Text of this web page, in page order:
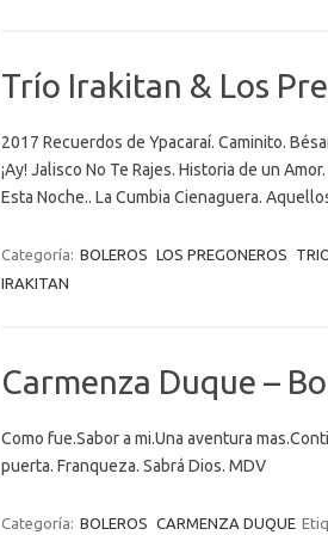
Trío Irakitan & Los
2017 Recuerdos de Ypacaraí. Caminito.
¡Ay! Jalisco No Te Rajes. Historia de un
Esta Noche.. La Cumbia Cienaguera.
Categoría: BOLEROS LOS PREGONEROS
IRAKITAN
Carmenza Duque –
Como fue.Sabor a mi.Una aventura
puerta. Franqueza. Sabrá Dios. MDV
Categoría: BOLEROS CARMENZA DUQUE